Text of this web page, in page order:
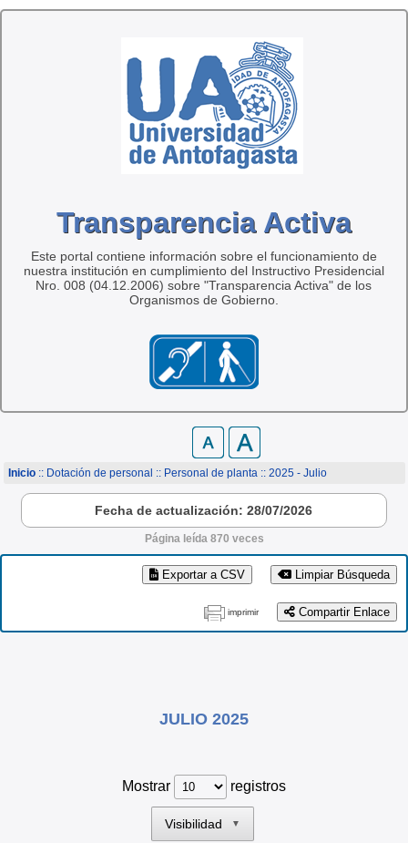
Transparencia Activa
Este portal contiene información sobre el funcionamiento de
nuestra institución en cumplimiento del Instructivo Presidencial
Nro. 008 (04.12.2006) sobre "Transparencia Activa" de los
Organismos de Gobierno.
Inicio :: Dotación de personal :: Personal de planta :: 2025 - Julio
Fecha de actualización: 28/07/2026
Página leída 870 veces
Limpiar Búsqueda
Exportar a CSV
Compartir Enlace
imprimir
JULIO 2025
Mostrar registros
Visibilidad ▼